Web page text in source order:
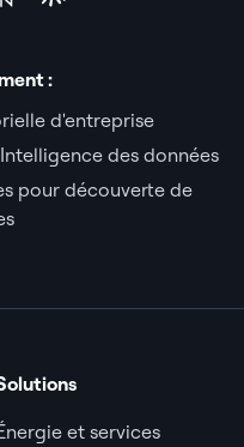
:
d'entreprise
des données
pour découverte de
et services